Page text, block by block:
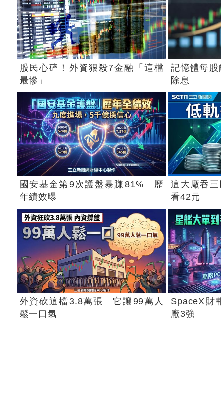
股民心碎！外資狠殺7金融「這檔
最慘」
記憶體每
除息
國安基金第9次護盤暴賺81% 歷
年績效曝
這大廠吞
看42元
外資砍這檔3.8萬張 它讓99萬人
鬆一口氣
SpaceX財
廠3強